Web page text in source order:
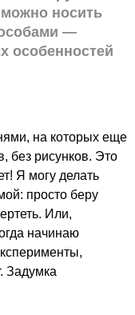
носить
—
особенностей
на которых еще
без рисунков. Это
Я могу делать
просто беру
Или,
начинаю
Задумка